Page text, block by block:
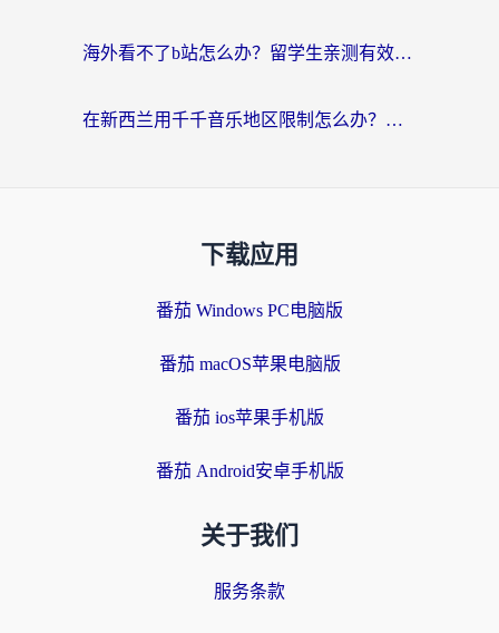
海外看不了b站怎么办？留学生亲测有效的回国加速器选择攻略，解决豆瓣音乐、美团外卖难题
在新西兰用千千音乐地区限制怎么办？海外华人必备的回国加速解决方案
下载应用
番茄 Windows PC电脑版
番茄 macOS苹果电脑版
番茄 ios苹果手机版
番茄 Android安卓手机版
关于我们
服务条款